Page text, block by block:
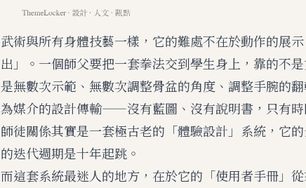
武術與所有身體技藝一樣，它的難處不在於動作的展
出」。一個師父要把一套拳法交到學生身上，靠的不
是無數次示範、無數次調整骨盆的角度、調整手腕的
為媒介的設計傳輸——沒有藍圖、沒有說明書，只有時
師徒關係其實是一套極古老的「體驗設計」系統，它
的迭代週期是十年起跳。
而這套系統最迷人的地方，在於它的「使用者手冊」